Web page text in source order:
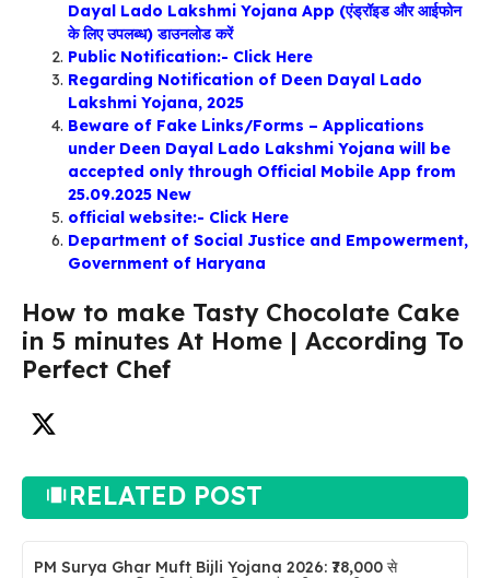
Dayal Lado Lakshmi Yojana App (एंड्रॉइड और आईफोन
के लिए उपलब्ध) डाउनलोड करें
Public Notification:- Click Here
Regarding Notification of Deen Dayal Lado
Lakshmi Yojana, 2025
Beware of Fake Links/Forms – Applications
under Deen Dayal Lado Lakshmi Yojana will be
accepted only through Official Mobile App from
25.09.2025 New
official website:- Click Here
Department of Social Justice and Empowerment,
Government of Haryana
How to make Tasty Chocolate Cake
in 5 minutes At Home | According To
Perfect Chef
RELATED POST
PM Surya Ghar Muft Bijli Yojana 2026: ₹78,000 से